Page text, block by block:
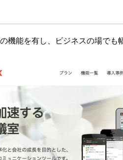
能を有し、ビジネスの場でも